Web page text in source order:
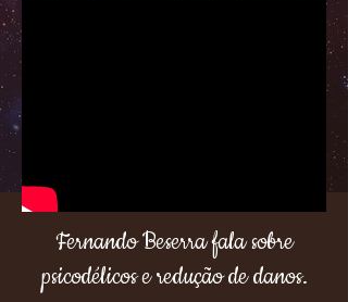
Fernando Beserra fala sobre
psicodélicos e redução de danos.